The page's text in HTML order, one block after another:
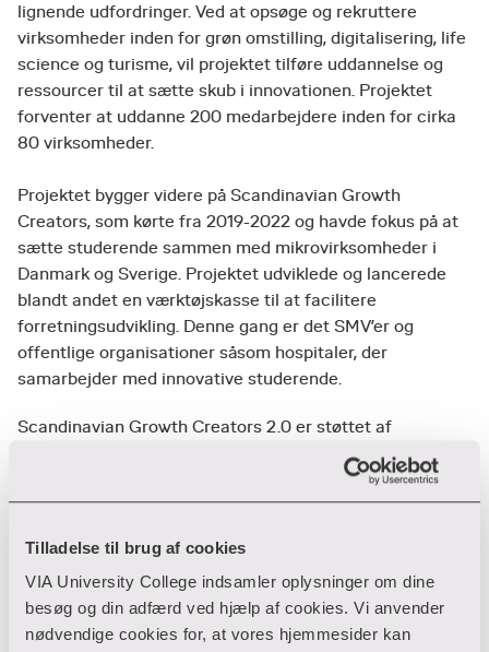
Tilladelse til brug af cookies
VIA University College indsamler oplysninger om dine
besøg og din adfærd ved hjælp af cookies. Vi anvender
nødvendige cookies for, at vores hjemmesider kan
lignende udfordringer. Ved at opsøge og rekruttere
virksomheder inden for grøn omstilling, digitalisering, life
science og turisme, vil projektet tilføre uddannelse og
ressourcer til at sætte skub i innovationen. Projektet
forventer at uddanne 200 medarbejdere inden for cirka
80 virksomheder.
Projektet bygger videre på Scandinavian Growth
Creators, som kørte fra 2019-2022 og havde fokus på at
sætte studerende sammen med mikrovirksomheder i
Danmark og Sverige. Projektet udviklede og lancerede
blandt andet en værktøjskasse til at facilitere
forretningsudvikling. Denne gang er det SMV’er og
offentlige organisationer såsom hospitaler, der
samarbejder med innovative studerende.
Scandinavian Growth Creators 2.0 er støttet af
programmet Interreg Öresund-Kattegat-Skagerrak.
Programmet finansierer EU-projekter på tværs af
grænserne i det sydlige Skandinavien. Med fokus på
samfundsmæssige udfordringer i det sydlige
Skandinavien.
Fakta om projekt Scandinavian Growth